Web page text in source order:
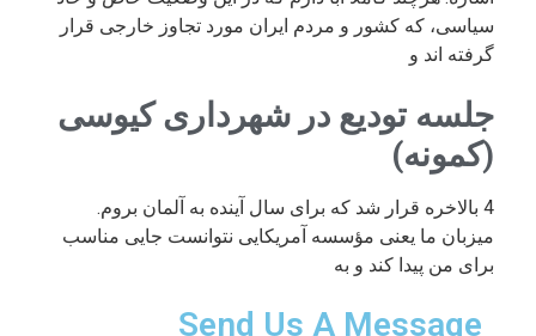
سیاسی، که کشور و مردم ایران مورد تجاوز خارجی قرار
گرفته اند و
جلسه تودیع در شهرداری کیوسی
(کمونه)
4 بالاخره قرار شد که برای سال آینده به آلمان بروم.
میزبان ما یعنی مؤسسه آمریکایی نتوانست جایی مناسب
برای من پیدا کند و به
Send Us A Message